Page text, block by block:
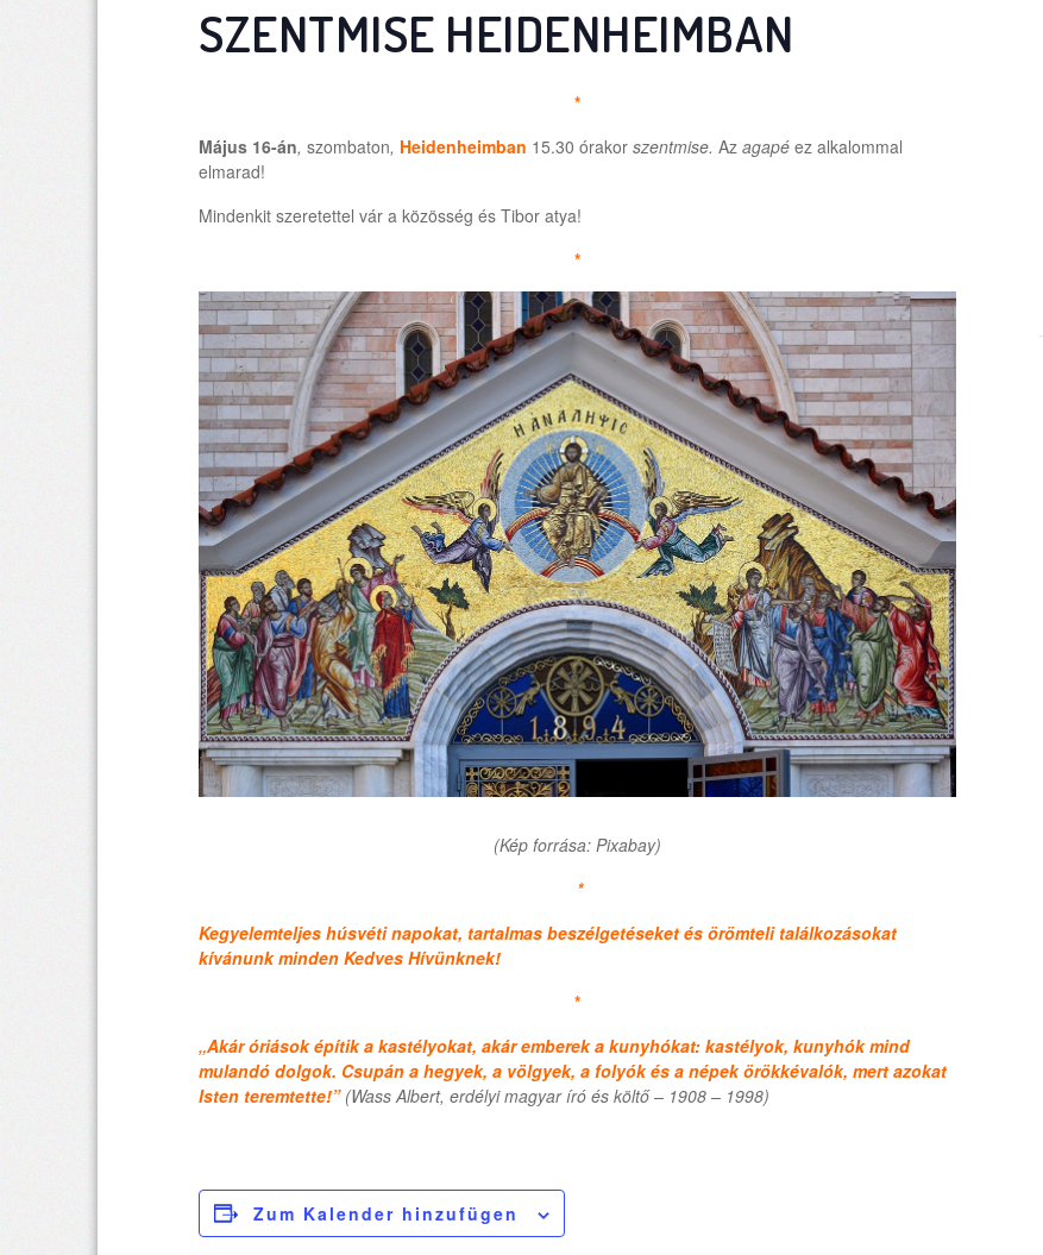
SZENTMISE HEIDENHEIMBAN
*
Május 16-án, szombaton, Heidenheimban 15.30 órakor szentmise. Az agapé ez alkalommal
elmarad!
Mindenkit szeretettel vár a közösség és Tibor atya!
*
(Kép forrása: Pixabay)
*
Kegyelemteljes húsvéti napokat, tartalmas beszélgetéseket és örömteli találkozásokat
kívánunk minden Kedves Hívünknek!
*
„Akár óriások építik a kastélyokat, akár emberek a kunyhókat: kastélyok, kunyhók mind
mulandó dolgok. Csupán a hegyek, a völgyek, a folyók és a népek örökkévalók, mert azokat
Isten teremtette!” (Wass Albert, erdélyi magyar író és költő – 1908 – 1998)
Zum Kalender hinzufügen